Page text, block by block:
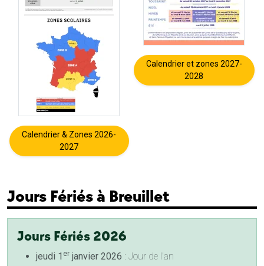
Calendrier & Zones 2026-
2027
Calendrier et zones 2027-
2028
Jours Fériés à Breuillet
Jours Fériés 2026
jeudi 1 er janvier 2026 : Jour de l'an